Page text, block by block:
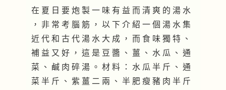
在 夏 日 要 炮 製 一 味 有 益 而 清 爽 的 湯 水
， 非 常 考 腦 筋 ， 以 下 介 紹 一 個 湯 水 集
近 代 和 古 代 湯 水 大 成 ， 而 食 味 獨 特 、
補 益 又 好 ， 這 是 豆 醬 、 薑 、 水 瓜 、 通
菜 、 鹹 肉 碎 湯 。 材 料 ： 水 瓜 半 斤 、 通
菜 半 斤 、 紫 薑 二 兩 、 半 肥 瘦 豬 肉 半 斤